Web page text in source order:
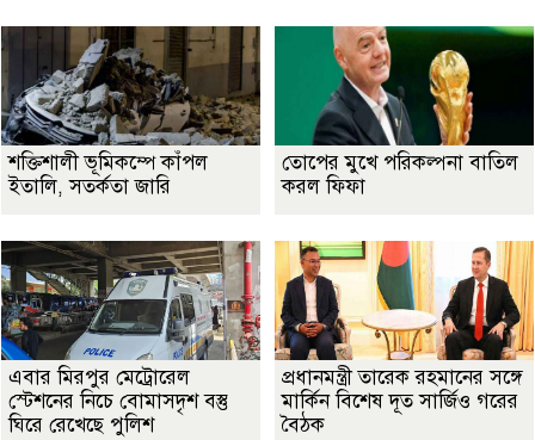
শক্তিশালী ভূমিকম্পে কাঁপল
ইতালি, সতর্কতা জারি
তোপের মুখে পরিকল্পনা বাতিল
করল ফিফা
এবার মিরপুর মেট্রোরেল
স্টেশনের নিচে বোমাসদৃশ বস্তু
ঘিরে রেখেছে পুলিশ
প্রধানমন্ত্রী তারেক রহমানের সঙ্গে
মার্কিন বিশেষ দূত সার্জিও গরের
বৈঠক